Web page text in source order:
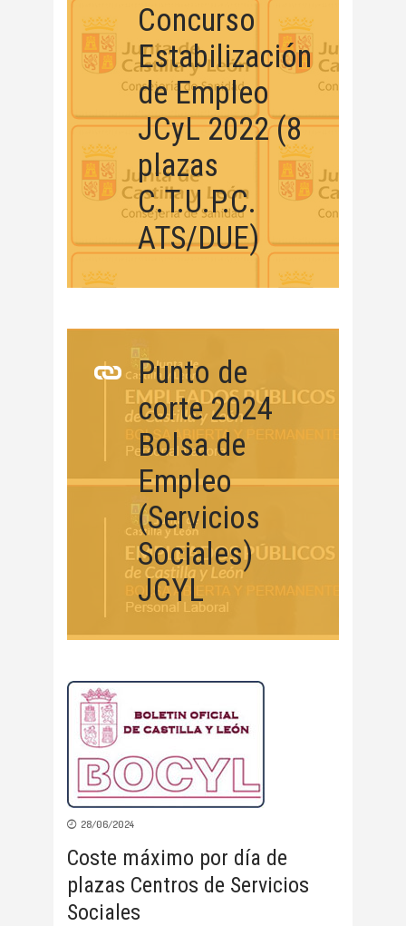
Concurso
Estabilización
de Empleo
JCyL 2022 (8
plazas
C.T.U.P.C.
ATS/DUE)
Punto de
corte 2024
Bolsa de
Empleo
(Servicios
Sociales)
JCYL
28/06/2024
Coste máximo por día de
plazas Centros de Servicios
Sociales